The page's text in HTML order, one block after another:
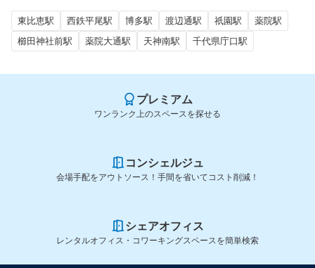
東比恵駅 西鉄平尾駅 博多駅 渡辺通駅 祇園駅
薬院駅
櫛田神社前駅
薬院大通駅 天神南駅 千代県庁口駅
プレミアム
ワンランク上のスペースを探せる
コンシェルジュ
会場手配をアウトソース！手間を省いてコスト削減！
シェアオフィス
レンタルオフィス・コワーキングスペースを簡単検索